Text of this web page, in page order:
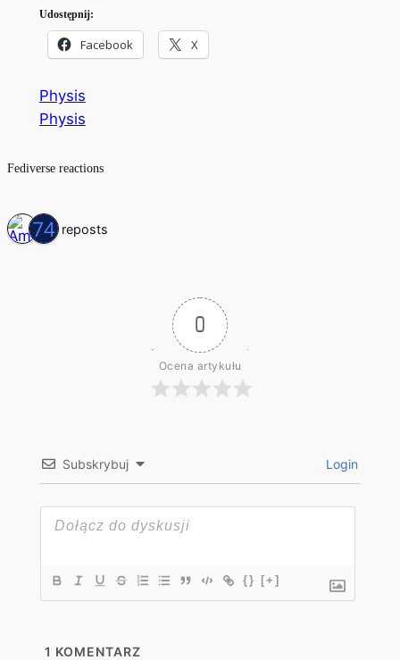
Udostępnij:
Facebook X
Physis
Physis
Fediverse reactions
2 reposts
0
Ocena artykułu
Subskrybuj Login
{} [+]
1 KOMENTARZ